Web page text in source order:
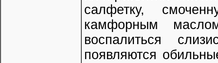
салфетку,
камфорным
воспалиться
появляются